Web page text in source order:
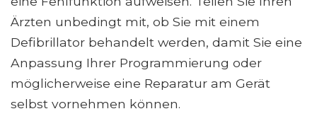
Ärzten unbedingt mit, ob Sie mit einem
Defibrillator behandelt werden, damit Sie eine
Anpassung Ihrer Programmierung oder
möglicherweise eine Reparatur am Gerät
selbst vornehmen können.